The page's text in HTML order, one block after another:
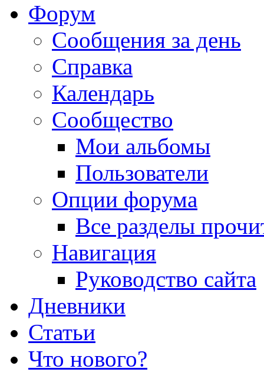
Форум
Сообщения за день
Справка
Календарь
Сообщество
Мои альбомы
Пользователи
Опции форума
Все разделы
Навигация
Руководство сайта
Дневники
Статьи
Что нового?